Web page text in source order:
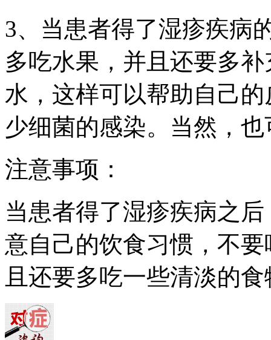
3、当患者得了湿疹疾病
多吃水果，并且还要多
水，这样可以帮助自己
少细菌的感染。当然，
注意事项：
当患者得了湿疹疾病之
意自己的饮食习惯，不
且还要多吃一些清淡的